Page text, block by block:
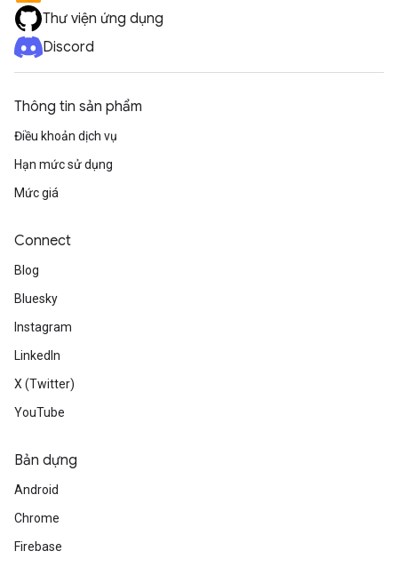
Thư viện ứng dụng
Discord
Thông tin sản phẩm
Điều khoản dịch vụ
Hạn mức sử dụng
Mức giá
Connect
Blog
Bluesky
Instagram
LinkedIn
X (Twitter)
YouTube
Bản dựng
Android
Chrome
Firebase